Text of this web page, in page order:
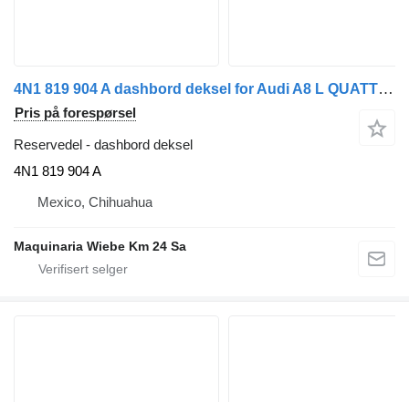
4N1 819 904 A dashbord deksel for Audi A8 L QUATTRO 55 TFSI bil
Pris på forespørsel
Reservedel - dashbord deksel
4N1 819 904 A
Mexico, Chihuahua
Maquinaria Wiebe Km 24 Sa